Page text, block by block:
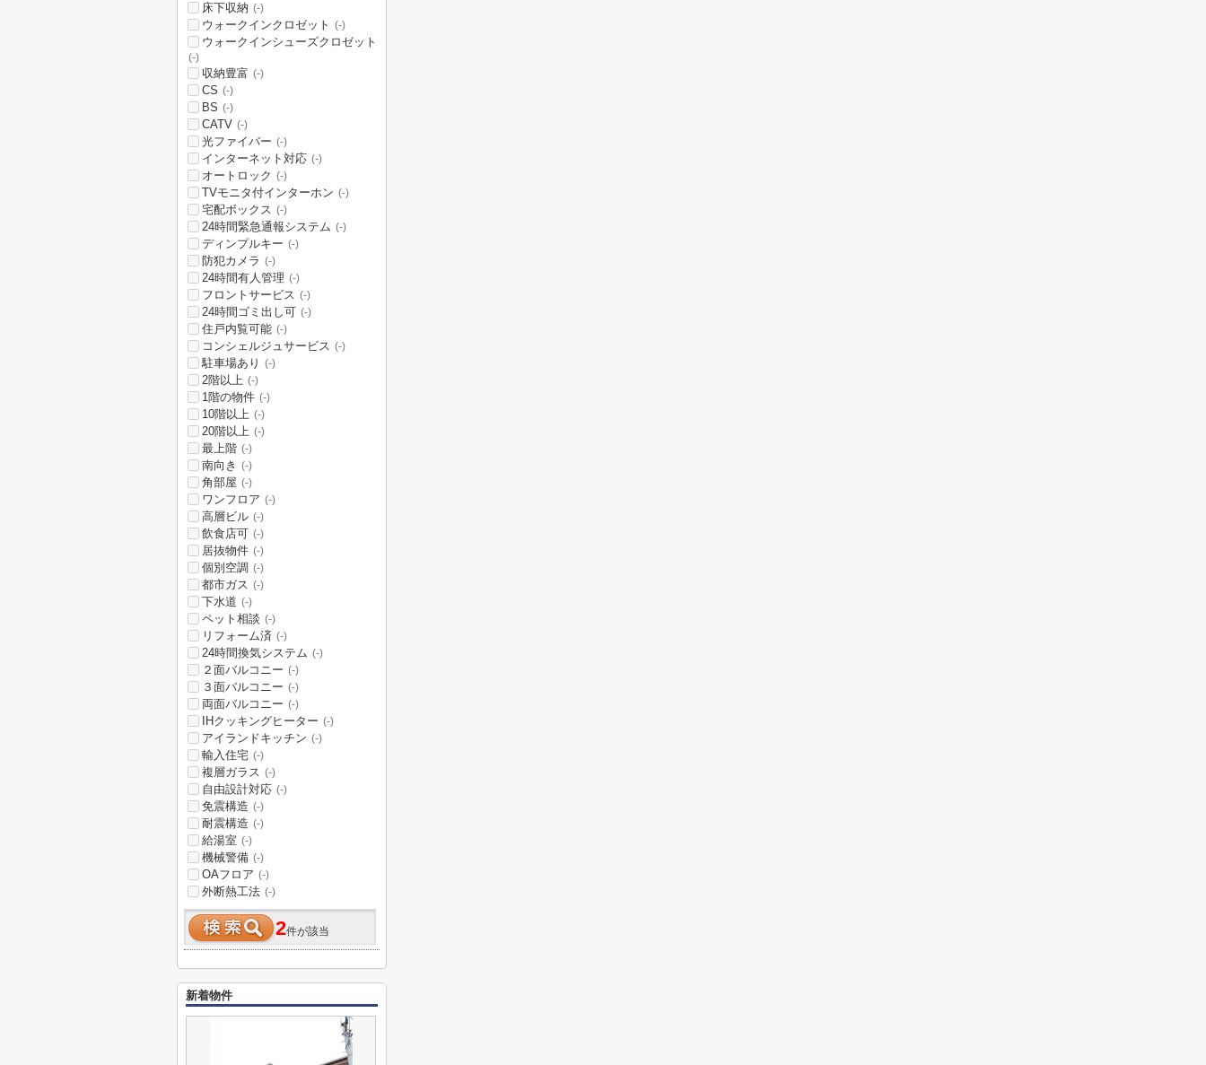
床下収納 (-)
ウォークインクロゼット (-)
ウォークインシューズクロゼット
(-)
収納豊富 (-)
CS (-)
BS (-)
CATV (-)
光ファイバー (-)
インターネット対応 (-)
オートロック (-)
TVモニタ付インターホン (-)
宅配ボックス (-)
24時間緊急通報システム (-)
ディンプルキー (-)
防犯カメラ (-)
24時間有人管理 (-)
フロントサービス (-)
24時間ゴミ出し可 (-)
住戸内覧可能 (-)
コンシェルジュサービス (-)
駐車場あり (-)
2階以上 (-)
1階の物件 (-)
10階以上 (-)
20階以上 (-)
最上階 (-)
南向き (-)
角部屋 (-)
ワンフロア (-)
高層ビル (-)
飲食店可 (-)
居抜物件 (-)
個別空調 (-)
都市ガス (-)
下水道 (-)
ペット相談 (-)
リフォーム済 (-)
24時間換気システム (-)
２面バルコニー (-)
３面バルコニー (-)
両面バルコニー (-)
IHクッキングヒーター (-)
アイランドキッチン (-)
輸入住宅 (-)
複層ガラス (-)
自由設計対応 (-)
免震構造 (-)
耐震構造 (-)
給湯室 (-)
機械警備 (-)
OAフロア (-)
外断熱工法 (-)
2件が該当
新着物件